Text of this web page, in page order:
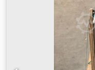
Verladung, Transport